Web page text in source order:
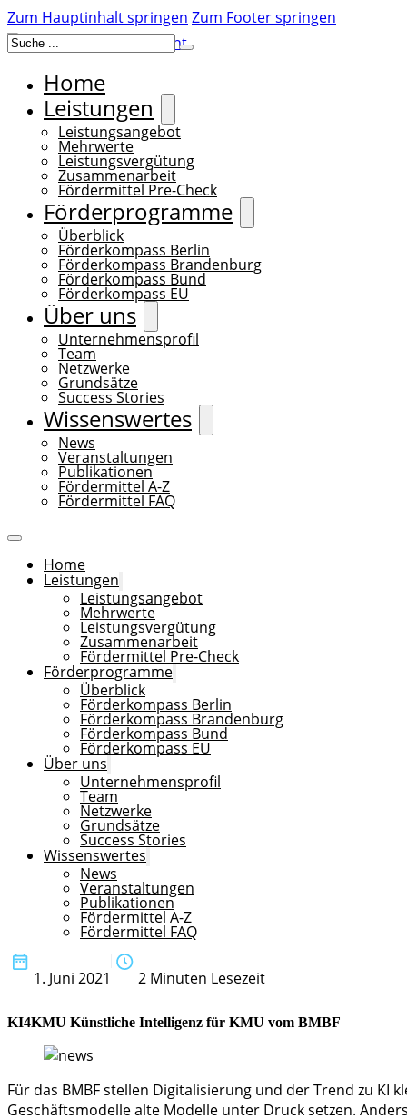
Zum Hauptinhalt springen Zum Footer springen
Suchen
Home
Leistungen
Leistungsangebot
Mehrwerte
Leistungsvergütung
Zusammenarbeit
Fördermittel Pre-Check
Förderprogramme
Überblick
Förderkompass Berlin
Förderkompass Brandenburg
Förderkompass Bund
Förderkompass EU
Über uns
Unternehmensprofil
Team
Netzwerke
Grundsätze
Success Stories
Wissenswertes
News
Veranstaltungen
Publikationen
Fördermittel A-Z
Fördermittel FAQ
Home
Leistungen
Leistungsangebot
Mehrwerte
Leistungsvergütung
Zusammenarbeit
Fördermittel Pre-Check
Förderprogramme
Überblick
Förderkompass Berlin
Förderkompass Brandenburg
Förderkompass Bund
Förderkompass EU
Über uns
Unternehmensprofil
Team
Netzwerke
Grundsätze
Success Stories
Wissenswertes
News
Veranstaltungen
Publikationen
Fördermittel A-Z
Fördermittel FAQ
1. Juni 2021 2 Minuten Lesezeit
KI4KMU Künstliche Intelligenz für KMU vom BMBF
Für das BMBF stellen Digitalisierung und der Trend zu
Geschäftsmodelle alte Modelle unter Druck setzen.